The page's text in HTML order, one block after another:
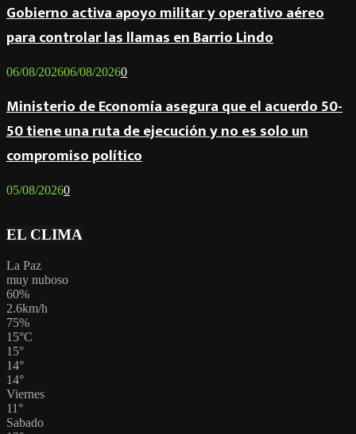
Gobierno activa apoyo militar y operativo aéreo
para controlar las llamas en Barrio Lindo
06/08/202606/08/20260
Ministerio de Economía asegura que el acuerdo 50-
50 tiene una ruta de ejecución y no es solo un
compromiso político
05/08/20260
EL CLIMA
La Paz
muy nuboso
60%
2.6km/h
75%
15°C
15°
14°
14°
Viernes
11 °
Sabado